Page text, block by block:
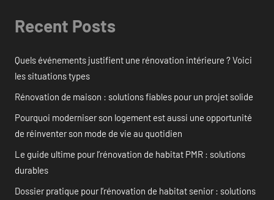
Recent Posts
Quels événements justifient une rénovation intérieure ? Voici
les situations types
Rénovation de maison : solutions fiables pour un projet solide
Pourquoi moderniser son logement est aussi une opportunité
de réinventer son mode de vie au quotidien
Le guide ultime pour l’rénovation de habitat PMR : solutions
durables
Dossier pratique pour l’rénovation de habitat senior : solutions